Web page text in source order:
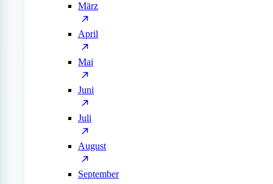
März
April
Mai
Juni
Juli
August
September